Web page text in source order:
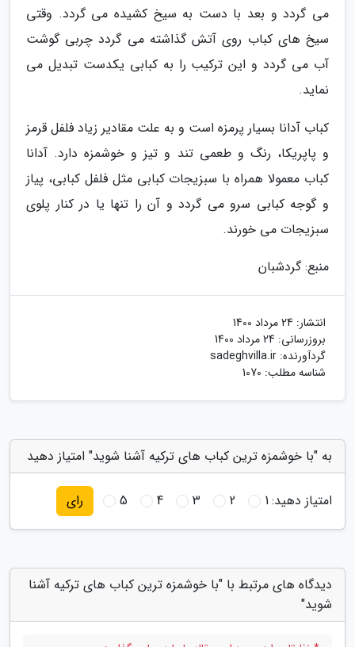
می گردد و بعد با دست به سیخ کشیده می گردد. وقتی
سیخ های کباب روی آتش گذاشته می گردد چربی گوشت
آب می گردد و این ترکیب را به کبابی یکدست تبدیل می
نماید.
کباب آدانا بسیار پرمزه است و به علت مقادیر زیاد فلفل قرمز
و پاپریکا، رنگ و طعمی تند و تیز و خوشمزه دارد. آدانا
کباب معمولا همراه با سبزیجات کبابی مثل فلفل کبابی، پیاز
و گوجه کبابی سرو می گردد و آن را تنها یا در کنار پلوی
سبزیجات می خورند.
منبع: گردشبان
انتشار: 24 مرداد 1400
بروزرسانی: 24 مرداد 1400
گردآورنده: sadeghvilla.ir
شناسه مطلب: 1070
به "با خوشمزه ترین کباب های ترکیه آشنا شوید" امتیاز دهید
امتیاز دهید:1
2
3
4
5 رای
دیدگاه های مرتبط با "با خوشمزه ترین کباب های ترکیه آشنا
شوید"